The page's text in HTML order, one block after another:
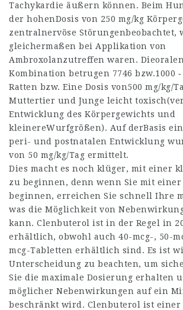
Tachykardie äußern können. Beim
der hohenDosis von 250 mg/kg
zentralnervöse Störungenbeobachtet,
gleichermaßen bei Applikation von
Ambroxolanzutreffen waren. Dieoralen
Kombination betrugen 7746 bzw.1000 ‑
Ratten bzw. Eine Dosis von500 mg/kg/
Muttertier und Junge leicht
Entwicklung des Körpergewichts und
kleinereWurfgrößen). Auf derBasis
peri- und postnatalen Entwicklung
von 50 mg/kg/Tag ermittelt.
Dies macht es noch klüger, mit einer
zu beginnen, denn wenn Sie mit einer
beginnen, erreichen Sie schnell Ihre
was die Möglichkeit von
kann. Clenbuterol ist in der Regel in
erhältlich, obwohl auch 40-mcg-, 50-
mcg-Tabletten erhältlich sind. Es ist
Unterscheidung zu beachten, um
Sie die maximale Dosierung erhalten
möglicher Nebenwirkungen auf ein
beschränkt wird. Clenbuterol ist einer